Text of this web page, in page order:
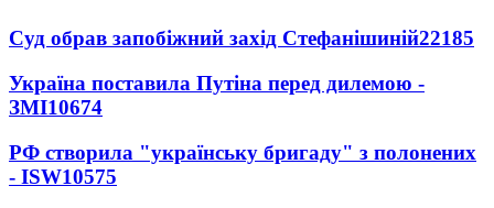
Суд обрав запобіжний захід Стефанішиній22185
Україна поставила Путіна перед дилемою -
ЗМІ10674
РФ створила "українську бригаду" з полонених
- ISW10575